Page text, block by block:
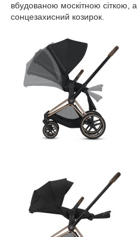
вбудованою москітною сіткою,
сонцезахисний козирок.